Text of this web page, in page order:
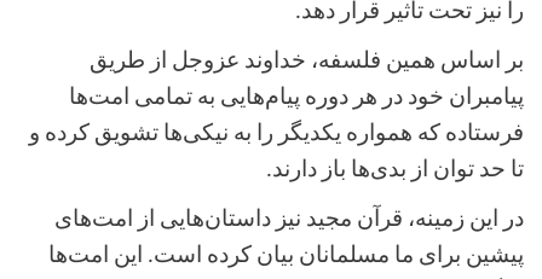
را نیز تحت تأثیر قرار دهد.
بر اساس همین فلسفه، خداوند عزوجل از طریق
پیامبران خود در هر دوره پیام‌هایی به تمامی امت‌ها
فرستاده که همواره یکدیگر را به نیکی‌ها تشویق کرده و
تا حد توان از بدی‌ها باز دارند.
در این زمینه، قرآن مجید نیز داستان‌هایی از امت‌های
پیشین برای ما مسلمانان بیان کرده است. این امت‌ها